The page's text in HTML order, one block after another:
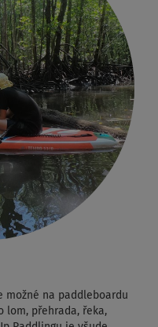
možné na paddleboardu
lom, přehrada, řeka,